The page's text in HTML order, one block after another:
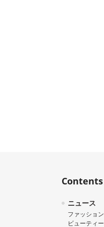
Contents
ニュース
ファッション
ビューティー